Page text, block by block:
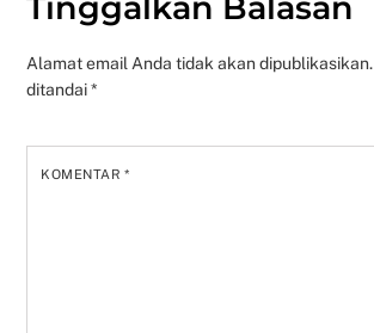
Alamat email Anda tidak akan dipublikasikan.
ditandai*
KOMENTAR*